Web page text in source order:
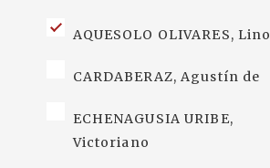
AQUESOLO OLIVARES, Lino
CARDABERAZ, Agustín de
ECHENAGUSIA URIBE,
Victoriano